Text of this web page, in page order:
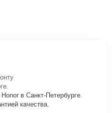
в Санкт-Петербурге.
качества.